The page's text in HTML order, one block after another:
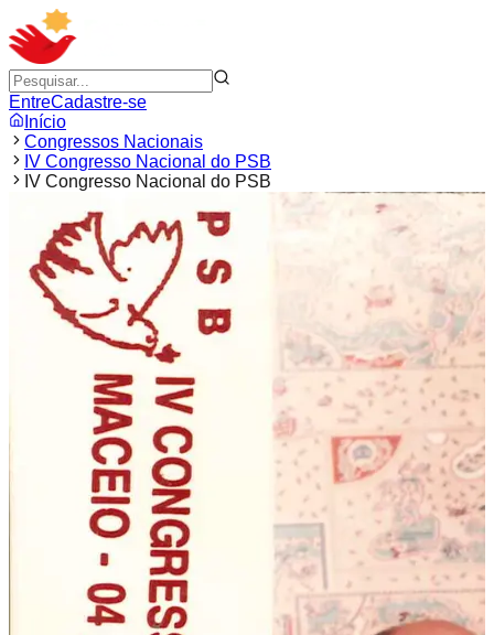
EntreCadastre-se
Início
Congressos Nacionais
IV Congresso Nacional do PSB
IV Congresso Nacional do PSB